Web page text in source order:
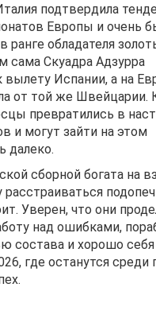
подтвердила
Европы и очень
ранге обладателя
сама Скуадра Адзурра
вылету Испании, а на
от той же Швейцарии.
превратились в
и могут зайти на этом
далеко.
сборной богата на
расстраиваться
Уверен, что они
над ошибками,
состава и хорошо себя
где останутся среди